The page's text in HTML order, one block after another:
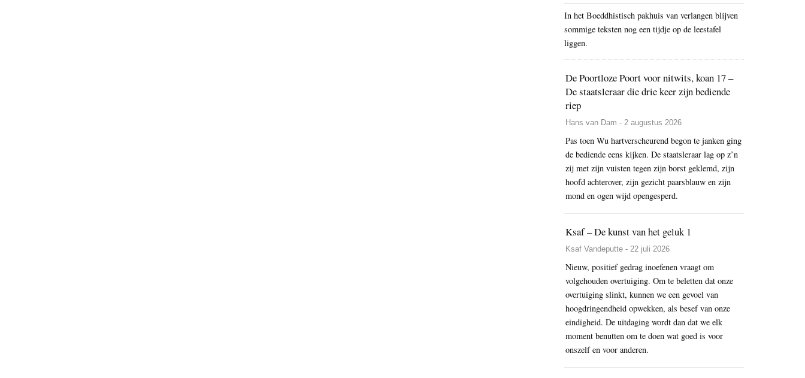
In het Boeddhistisch pakhuis van verlangen blijven
sommige teksten nog een tijdje op de leestafel
liggen.
De Poortloze Poort voor nitwits, koan 17 –
De staatsleraar die drie keer zijn bediende
riep
Hans van Dam - 2 augustus 2026
Pas toen Wu hartverscheurend begon te janken ging
de bediende eens kijken. De staatsleraar lag op z’n
zij met zijn vuisten tegen zijn borst geklemd, zijn
hoofd achterover, zijn gezicht paarsblauw en zijn
mond en ogen wijd opengesperd.
Ksaf – De kunst van het geluk 1
Ksaf Vandeputte - 22 juli 2026
Nieuw, positief gedrag inoefenen vraagt om
volgehouden overtuiging. Om te beletten dat onze
overtuiging slinkt, kunnen we een gevoel van
hoogdringendheid opwekken, als besef van onze
eindigheid. De uitdaging wordt dan dat we elk
moment benutten om te doen wat goed is voor
onszelf en voor anderen.